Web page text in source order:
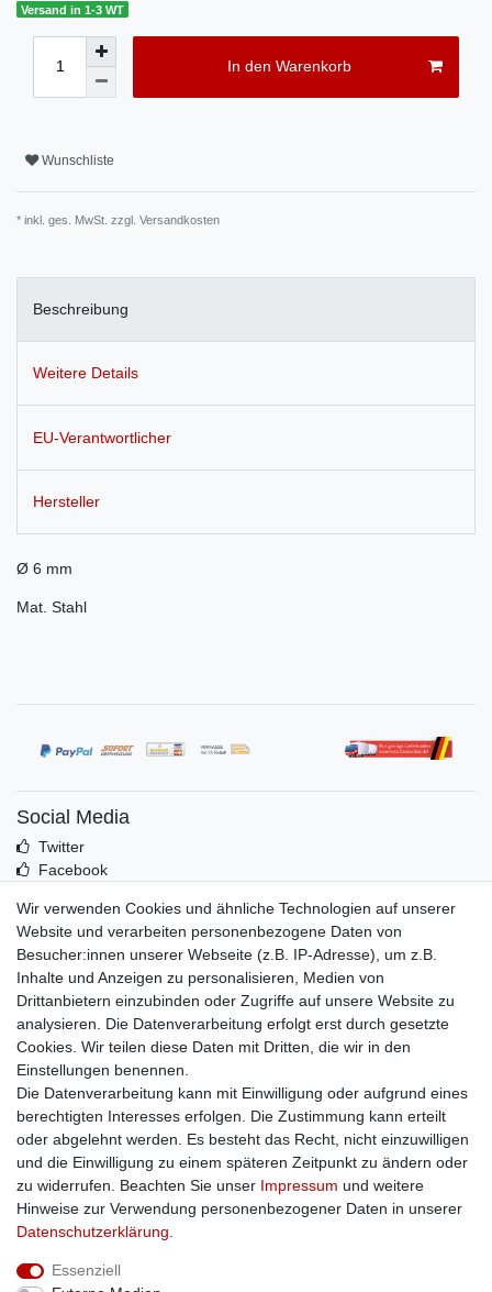
Versand in 1-3 WT
In den Warenkorb
Wunschliste
* inkl. ges. MwSt. zzgl. Versandkosten
Beschreibung
Weitere Details
EU-Verantwortlicher
Hersteller
Ø 6 mm
Mat. Stahl
Social Media
Twitter
Facebook
Mehr über uns
Kontakt
Impressum
Zusatzinfos
AGB
Altölentsorgung
Batterieentsorgung
Datenschutz
Lieferbedingungen
Widerrufsbelehrung
Widerrufsformular
Zahlungsarten
Bankdaten
SSL: Sicher einkaufen!
Wir verwenden Cookies und ähnliche Technologien auf unserer
Website und verarbeiten personenbezogene Daten von
Besucher:innen unserer Webseite (z.B. IP-Adresse), um z.B.
Inhalte und Anzeigen zu personalisieren, Medien von
Drittanbietern einzubinden oder Zugriffe auf unsere Website zu
analysieren. Die Datenverarbeitung erfolgt erst durch gesetzte
Cookies. Wir teilen diese Daten mit Dritten, die wir in den
Einstellungen benennen.
Die Datenverarbeitung kann mit Einwilligung oder aufgrund eines
berechtigten Interesses erfolgen. Die Zustimmung kann erteilt
oder abgelehnt werden. Es besteht das Recht, nicht einzuwilligen
und die Einwilligung zu einem späteren Zeitpunkt zu ändern oder
zu widerrufen. Beachten Sie unser Impressum und weitere
Hinweise zur Verwendung personenbezogener Daten in unserer
Daten­schutz­erklärung
Essenziell